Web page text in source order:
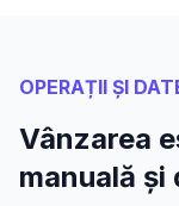
OPERAȚII ȘI
Vânzarea
manuală